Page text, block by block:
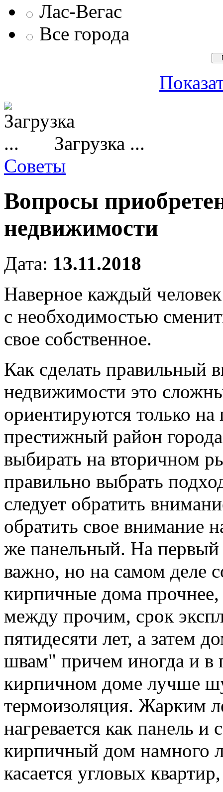
Лас-Вегас
Все города
Загрузка ...
Советы
Вопросы
недвижимости
Дата: 13.11.2018
Наверное каждый
с необходимостью
свое собственное.
Как сделать правильный
недвижимости это
ориентируются только
престижный район
выбирать на вторичном
правильно выбрать
следует обратить
обратить свое внимание
же панельный. На первый
важно, но на самом деле
кирпичные дома
между прочим, срок
пятидесяти лет, а затем
швам" причем иногда и в
кирпичном доме лучше
термоизоляция. Жарким
нагревается как панель и
кирпичный дом намного
касается угловых